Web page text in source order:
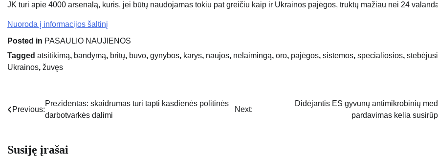
JK turi apie 4000 arsenalą, kuris, jei būtų naudojamas tokiu pat greičiu kaip ir Ukrainos pajėgos, truktų mažiau nei 24
Nuoroda į informacijos šaltinį
Posted in PASAULIO NAUJIENOS
Tagged atsitikimą, bandymą, britų, buvo, gynybos, karys, naujos, nelaimingą, oro, pajėgos, sistemos, specialiosios,
Ukrainos, žuvęs
Navigacija
Previous:
Prezidentas: skaidrumas turi tapti kasdienės politinės
darbotvarkės dalimi
Next:
Didėjantis ES gyvūnų antimikrobinių
pardavimas kelia
Susiję įrašai